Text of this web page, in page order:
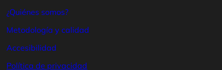
¿Quiénes somos?
Metodología y calidad
Accesibilidad
Política de privacidad